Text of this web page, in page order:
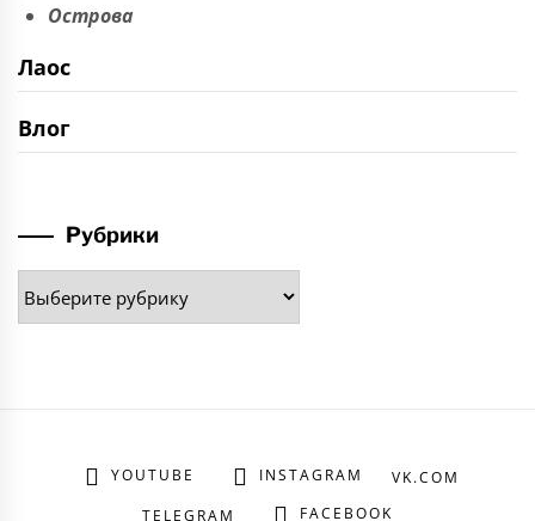
Острова
Лаос
Влог
Рубрики
Рубрики
YOUTUBE INSTAGRAM
VK.COM
TELEGRAM
FACEBOOK